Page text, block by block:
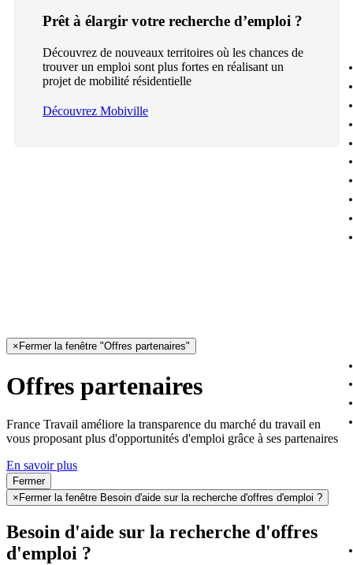
Prêt à élargir votre recherche d’emploi ?
Découvrez de nouveaux territoires où les chances de
trouver un emploi sont plus fortes en réalisant un
projet de mobilité résidentielle
Découvrez Mobiville
× Fermer la fenêtre "Offres partenaires"
Offres partenaires
France Travail améliore la transparence du marché du travail en
vous proposant plus d'opportunités d'emploi grâce à ses partenaires
En savoir plus
Fermer
× Fermer la fenêtre Besoin d'aide sur la recherche d'offres d'emploi ?
Besoin d'aide sur la recherche d'offres
d'emploi ?